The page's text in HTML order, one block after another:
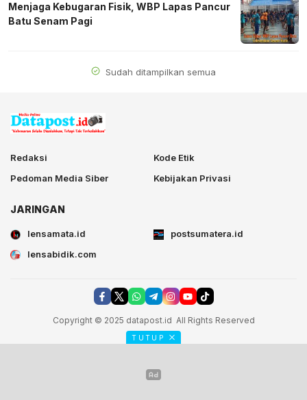
postsumatera.id
Menjaga Kebugaran Fisik, WBP Lapas Pancur
Batu Senam Pagi
Sudah ditampilkan semua
Redaksi
Kode Etik
Pedoman Media Siber
Kebijakan Privasi
JARINGAN
lensamata.id
postsumatera.id
lensabidik.com
Copyright © 2025 datapost.id All Rights Reserved
TUTUP